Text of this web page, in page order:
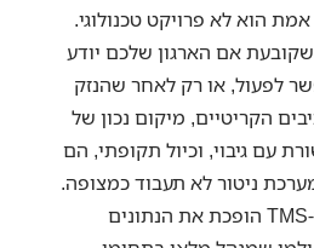
הוא לא פרויקט טכנולוגי.
אם הארגון שלכם יודע
לפעול, או רק לאחר שהנזק
הקריטיים, מיקום נכון של
עם גיבוי, וכיול תקופתי, הם
ניטור לא תעבוד כמצופה.
אינטגרציה עם WMS ו-TMS הופכת את הנתונים